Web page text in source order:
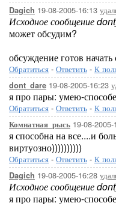
Dagich 19-08-2005-16:13
Исходное сообщение
может обсудим?
обсуждение готов
Обратиться - Ответить - К
dont_dare 19-08-2005-16:23
я про пары: умею-
Обратиться - Ответить - К
Комнатная_рысь 19-08-
я способна на все....и
виртуозно))))))))))
Обратиться - Ответить - К
Dagich 19-08-2005-16:28
Исходное сообщение
я про пары: умею-